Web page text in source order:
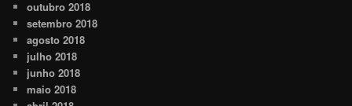
outubro 2018
setembro 2018
agosto 2018
julho 2018
junho 2018
maio 2018